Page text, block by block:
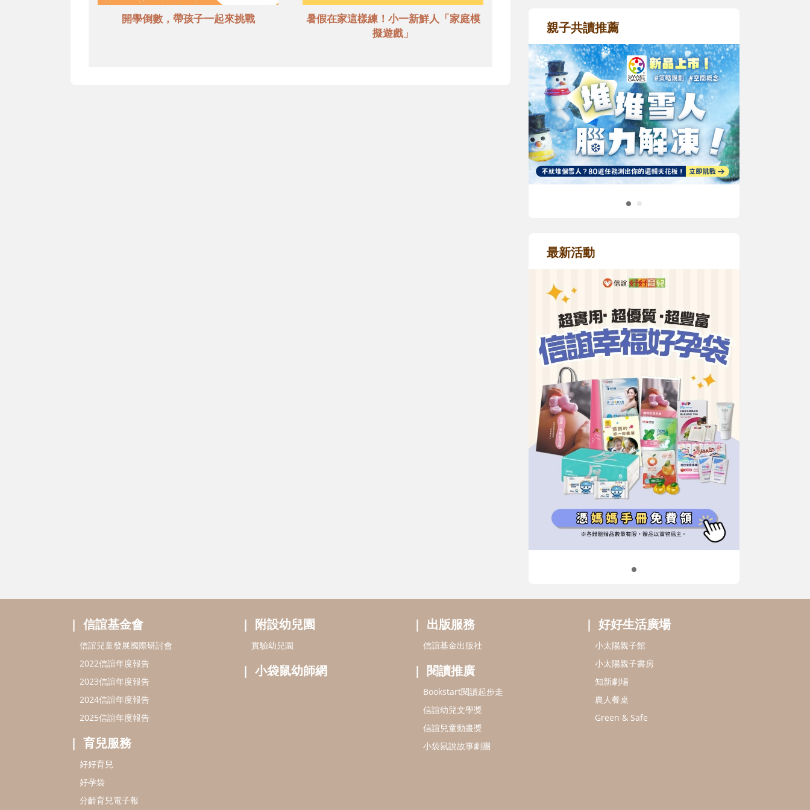
開學倒數，帶孩子一起來挑戰
暑假在家這樣練！小一新鮮人「家庭模
擬遊戲」
親子共讀推薦
最新活動
信誼基金會
信誼兒童發展國際研討會
2022信誼年度報告
2023信誼年度報告
2024信誼年度報告
2025信誼年度報告
育兒服務
好好育兒
好孕袋
分齡育兒電子報
附設幼兒園
實驗幼兒園
小袋鼠幼師網
出版服務
信誼基金出版社
閱讀推廣
Bookstart閱讀起步走
信誼幼兒文學獎
信誼兒童動畫獎
小袋鼠說故事劇團
好好生活廣場
小太陽親子館
小太陽親子書房
知新劇場
農人餐桌
Green & Safe